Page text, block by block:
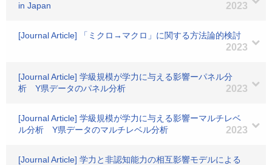
in Japan
2023
[Journal Article] 「ミクロ→マクロ」に関する方法論的検討
2023
[Journal Article] 学級規模が学力に与える影響ーパネル分
析 Y県データのパネル分析
2023
[Journal Article] 学級規模が学力に与える影響ーマルチレベ
ル分析 Y県データのマルチレベル分析
2023
[Journal Article] 学力と非認知能力の相互影響モデルによる